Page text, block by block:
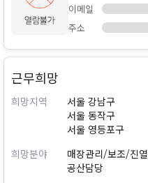
이메일
주소
근무희망
희망지역
서울 강남구
서울 동작구
서울 영등포구
희망분야
매장관리/보조/진열
공산담당